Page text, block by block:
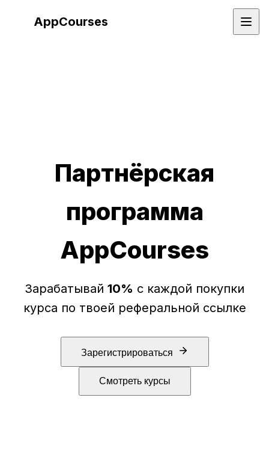
AppCourses
Партнёрская
программа
AppCourses
Зарабатывай 10% с каждой покупки
курса по твоей реферальной ссылке
Зарегистрироваться
Смотреть курсы